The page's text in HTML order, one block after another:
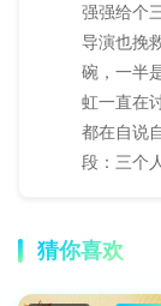
强强给个
导演也挽
碗，一半
虹一直在
都在自说
段：三个
猜你喜欢